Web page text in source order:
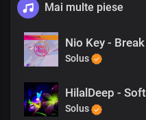
Mai multe piese
Nio Key -
Solus
Solus